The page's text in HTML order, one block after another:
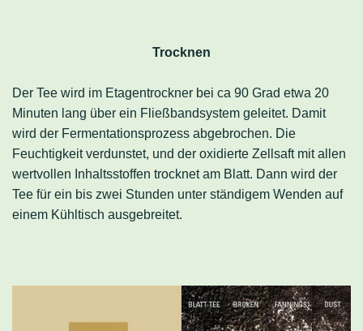
Trocknen
Der Tee wird im Etagentrockner bei ca 90 Grad etwa 20
Minuten lang über ein Fließbandsystem geleitet. Damit
wird der Fermentationsprozess abgebrochen. Die
Feuchtigkeit verdunstet, und der oxidierte Zellsaft mit allen
wertvollen Inhaltsstoffen trocknet am Blatt. Dann wird der
Tee für ein bis zwei Stunden unter ständigem Wenden auf
einem Kühltisch ausgebreitet.